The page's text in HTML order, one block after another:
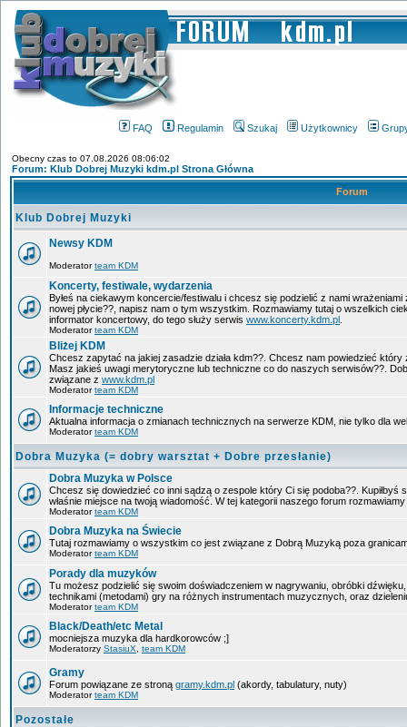
FAQ Regulamin Szukaj Użytkownicy
Obecny czas to 07.08.2026 08:06:02
Forum: Klub Dobrej Muzyki kdm.pl Strona Główna
Forum
Klub Dobrej Muzyki
Newsy KDM
Moderatorteam KDM
Koncerty, festiwale, wydarzenia
Byłeś na ciekawym koncercie/festiwalu i chcesz się podzielić z nami
nowej płycie??, napisz nam o tym wszystkim. Rozmawiamy tutaj o wszelkich
informator koncertowy, do tego służy serwis www.koncerty.kdm.pl
Moderatorteam KDM
Bliżej KDM
Chcesz zapytać na jakiej zasadzie działa kdm??. Chcesz nam powiedzieć
Masz jakieś uwagi merytoryczne lub techniczne co do naszych serwisów??.
związane z www.kdm.pl
Moderatorteam KDM
Informacje techniczne
Aktualna informacja o zmianach technicznych na serwerze KDM, nie tylko dla
Moderatorteam KDM
Dobra Muzyka (= dobry warsztat + Dobre przesłanie)
Dobra Muzyka w Polsce
Chcesz się dowiedzieć co inni sądzą o zespole który Ci się podoba??. Kupiłbyś
właśnie miejsce na twoją wiadomość. W tej kategorii naszego forum
Moderatorteam KDM
Dobra Muzyka na Świecie
Tutaj rozmawiamy o wszystkim co jest związane z Dobrą Muzyką poza
Moderatorteam KDM
Porady dla muzyków
Tu możesz podzielić się swoim doświadczeniem w nagrywaniu, obróbki
technikami (metodami) gry na różnych instrumentach muzycznych, oraz
Moderatorteam KDM
Black/Death/etc Metal
mocniejsza muzyka dla hardkorowców ;]
Moderatorzy StasiuX team KDM
Gramy
Forum powiązane ze stroną gramy.kdm.pl (akordy, tabulatury, nuty)
Moderatorteam KDM
Pozostałe